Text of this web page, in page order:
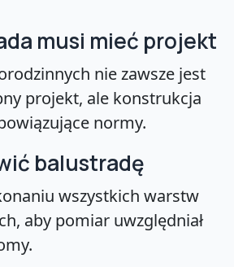
musi mieć projekt
nie zawsze jest
projekt, ale konstrukcja
normy.
balustradę
wszystkich warstw
aby pomiar uwzględniał